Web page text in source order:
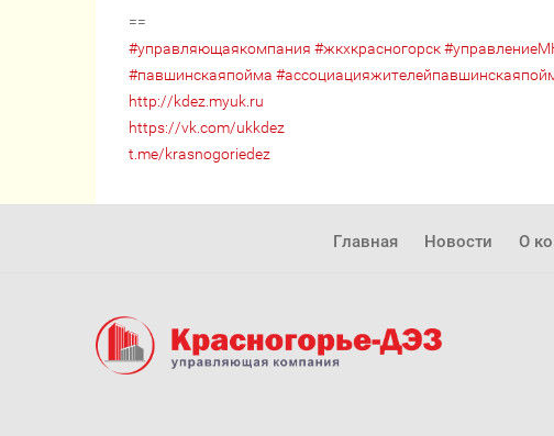
==
#управляющаякомпания #жкхкрасногорск
#павшинскаяпойма
http://kdez.myuk.ru
https://vk.com/ukkdez
t.me/krasnogoriedez
Главная Новости О